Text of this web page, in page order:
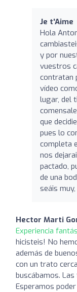
Je t'Aime
Hola
y por
vuestros
contratan
vídeo
lugar, del
que
pues lo
completa
nos
pactado,
de una
seáis
Hector Marti
Experiencia
hicisteis! No
además de
con un trato
buscábamos.
Esperamos